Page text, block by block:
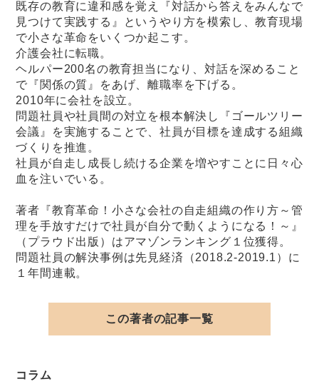
既存の教育に違和感を覚え『対話から答えをみんなで
見つけて実践する』というやり方を模索し、教育現場
で小さな革命をいくつか起こす。
介護会社に転職。
ヘルパー200名の教育担当になり、対話を深めること
で『関係の質』をあげ、離職率を下げる。
2010年に会社を設立。
問題社員や社員間の対立を根本解決し『ゴールツリー
会議』を実施することで、社員が目標を達成する組織
づくりを推進。
社員が自走し成長し続ける企業を増やすことに日々心
血を注いでいる。
著者『教育革命！小さな会社の自走組織の作り方～管
理を手放すだけで社員が自分で動くようになる！～』
（プラウド出版）はアマゾンランキング１位獲得。
問題社員の解決事例は先見経済（2018.2-2019.1）に
１年間連載。
この著者の記事一覧
コラム